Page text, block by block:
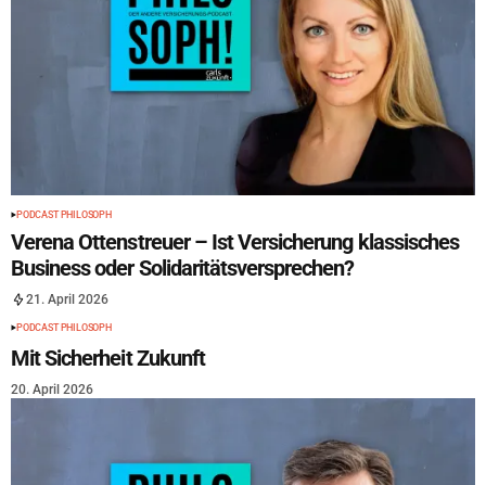
PODCAST PHILOSOPH
Verena Ottenstreuer – Ist Versicherung klassisches
Business oder Solidaritätsversprechen?
21. April 2026
PODCAST PHILOSOPH
Mit Sicherheit Zukunft
20. April 2026